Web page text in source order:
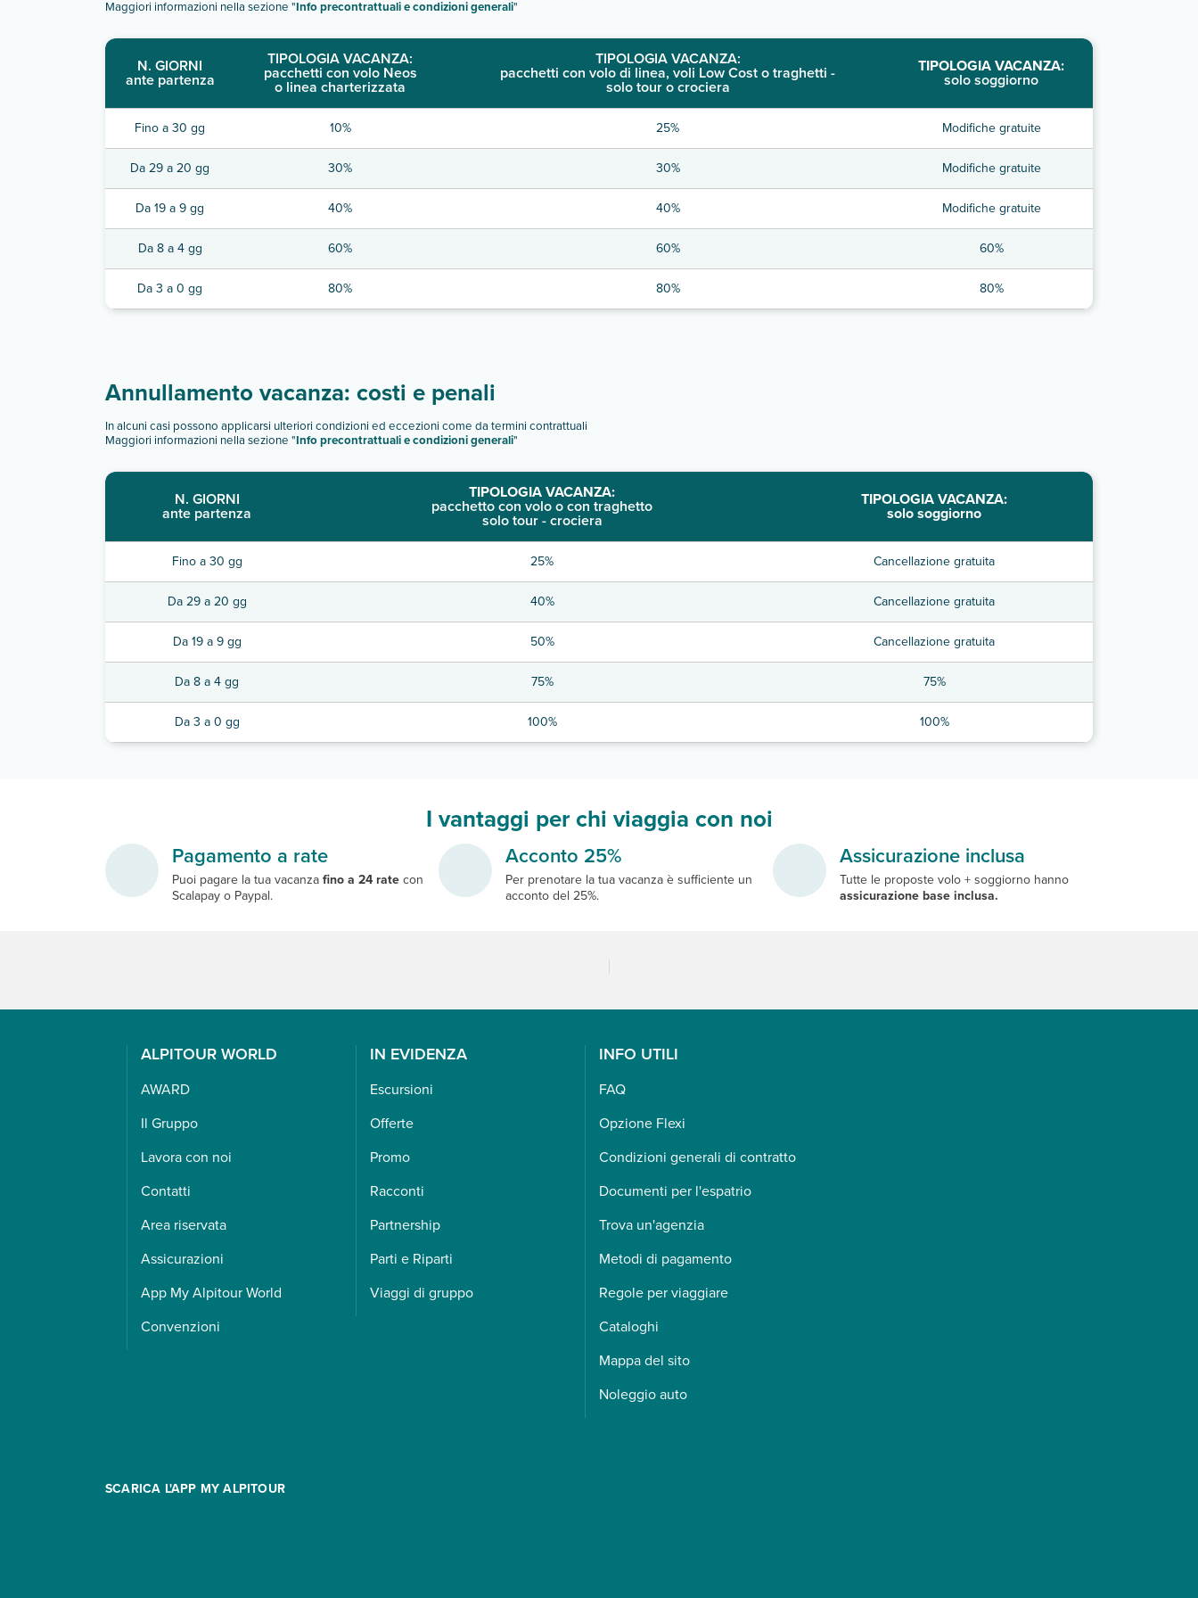
Maggiori informazioni nella sezione "Info precontrattuali e condizioni generali"
N. GIORNI
ante partenza
TIPOLOGIA VACANZA:
pacchetti con volo Neos
o linea charterizzata
TIPOLOGIA VACANZA:
pacchetti con volo di linea, voli Low Cost o traghetti -
solo tour o crociera
TIPOLOGIA VACANZA:
solo soggiorno
Fino a 30 gg 10% 25% Modifiche gratuite
Da 29 a 20 gg 30% 30% Modifiche gratuite
Da 19 a 9 gg 40% 40% Modifiche gratuite
Da 8 a 4 gg 60% 60% 60%
Da 3 a 0 gg 80% 80% 80%
Annullamento vacanza: costi e penali
In alcuni casi possono applicarsi ulteriori condizioni ed eccezioni come da termini contrattuali
Maggiori informazioni nella sezione "Info precontrattuali e condizioni generali"
N. GIORNI
ante partenza
TIPOLOGIA VACANZA:
pacchetto con volo o con traghetto
solo tour - crociera
TIPOLOGIA VACANZA:
solo soggiorno
Fino a 30 gg 25% Cancellazione gratuita
Da 29 a 20 gg 40% Cancellazione gratuita
Da 19 a 9 gg 50% Cancellazione gratuita
Da 8 a 4 gg 75% 75%
Da 3 a 0 gg 100% 100%
I vantaggi per chi viaggia con noi
Pagamento a rate
Puoi pagare la tua vacanzafino a 24 ratecon
Scalapay o Paypal.
Acconto 25%
Per prenotare la tua vacanza è sufficiente un
acconto del 25%.
Assicurazione inclusa
Tutte le proposte volo + soggiorno hanno
assicurazione base inclusa.
ALPITOUR WORLD
AWARD
Il Gruppo
Lavora con noi
Contatti
Area riservata
Assicurazioni
App My Alpitour World
Convenzioni
IN EVIDENZA
Escursioni
Offerte
Promo
Racconti
Partnership
Parti e Riparti
Viaggi di gruppo
INFO UTILI
FAQ
Opzione Flexi
Condizioni generali di contratto
Documenti per l'espatrio
Trova un'agenzia
Metodi di pagamento
Regole per viaggiare
Cataloghi
Mappa del sito
Noleggio auto
SCARICA L'APP MY ALPITOUR